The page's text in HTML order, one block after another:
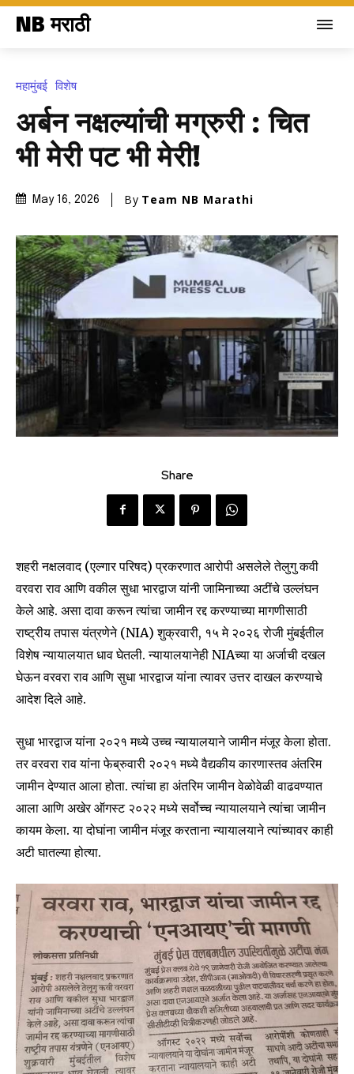
NB मराठी
महामुंबई विशेष
अर्बन नक्षल्यांची मग्रुरी : चित
भी मेरी पट भी मेरी!
May 16, 2026 By Team NB Marathi
Share
शहरी नक्षलवाद (एल्गार परिषद) प्रकरणात आरोपी असलेले तेलुगु कवी
वरवरा राव आणि वकील सुधा भारद्वाज यांनी जामिनाच्या अटींचे उल्लंघन
केले आहे. असा दावा करून त्यांचा जामीन रद्द करण्याच्या मागणीसाठी
राष्ट्रीय तपास यंत्रणेने (NIA) शुक्रवारी, १५ मे २०२६ रोजी मुंबईतील
विशेष न्यायालयात धाव घेतली. न्यायालयानेही NIAच्या या अर्जाची दखल
घेऊन वरवरा राव आणि सुधा भारद्वाज यांना त्यावर उत्तर दाखल करण्याचे
आदेश दिले आहे.
सुधा भारद्वाज यांना २०२१ मध्ये उच्च न्यायालयाने जामीन मंजूर केला होता.
तर वरवरा राव यांना फेब्रुवारी २०२१ मध्ये वैद्यकीय कारणास्तव अंतरिम
जामीन देण्यात आला होता. त्यांचा हा अंतरिम जामीन वेळोवेळी वाढवण्यात
आला आणि अखेर ऑगस्ट २०२२ मध्ये सर्वोच्च न्यायालयाने त्यांचा जामीन
कायम केला. या दोघांना जामीन मंजूर करताना न्यायालयाने त्यांच्यावर काही
अटी घातल्या होत्या.